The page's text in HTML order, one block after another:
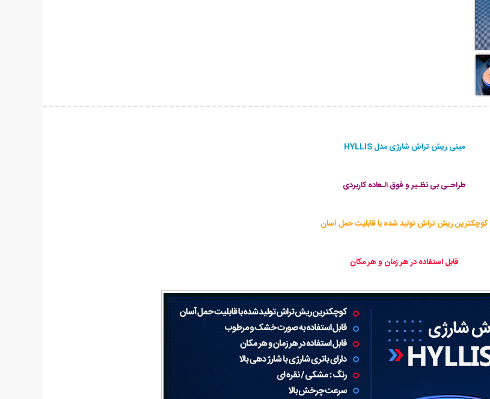
مینی ریش تراش شارژی مدل HYLLIS
طراحـی بی نظـیر و فوق الـعاده کاربردی
کوچکترین ریش تراش تولید شده با قابلیت حمل آسان
قابل استفاده در هر زمان و هر مکان